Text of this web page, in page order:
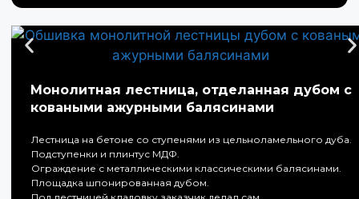
Монолитная лестница, отделанная дубом с
коваными ажурными балясинами
Лестница на бетоне со ступенями из цельноламельного дуба.
Подступенки и плинтус МДФ.
Ограждение с металлическими классическими балясинами.
Площадка шпонированная дубом.